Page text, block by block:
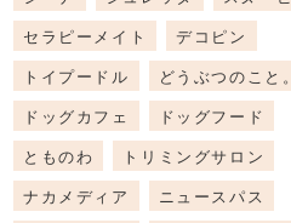
セラピーメイト
デコピン
トイプードル
どうぶつのこと。
ドッグカフェ
ドッグフード
とものわ
トリミングサロン
ナカメディア
ニュースパス